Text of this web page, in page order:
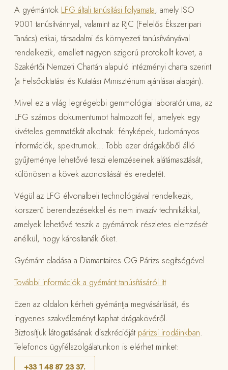
A gyémántok LFG általi tanúsítási folyamata, amely ISO
9001 tanúsítvánnyal, valamint az RJC (Felelős Ékszeripari
Tanács) etikai, társadalmi és környezeti tanúsítványával
rendelkezik, emellett nagyon szigorú protokollt követ, a
Szakértői Nemzeti Chartán alapuló intézményi charta szerint
(a Felsőoktatási és Kutatási Minisztérium ajánlásai alapján).
Mivel ez a világ legrégebbi gemmológiai laboratóriuma, az
LFG számos dokumentumot halmozott fel, amelyek egy
kivételes gemmatékát alkotnak: fényképek, tudományos
információk, spektrumok… Több ezer drágakőből álló
gyűjteménye lehetővé teszi elemzéseinek alátámasztását,
különösen a kövek azonosítását és eredetét.
Végül az LFG élvonalbeli technológiával rendelkezik,
korszerű berendezésekkel és nem invazív technikákkal,
amelyek lehetővé teszik a gyémántok részletes elemzését
anélkül, hogy károsítanák őket.
Gyémánt eladása a Diamantaires OG Párizs segítségével
További információk a gyémánt tanúsításáról itt
Ezen az oldalon kérheti gyémántja megvásárlását, és
ingyenes szakvéleményt kaphat drágakövéről.
Biztosítjuk látogatásának diszkrécióját párizsi irodáinkban.
Telefonos ügyfélszolgálatunkon is elérhet minket:
+33 1 48 87 23 37.